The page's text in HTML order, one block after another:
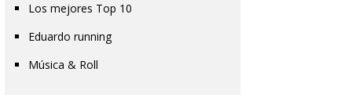
Los mejores Top 10
Eduardo running
Música & Roll